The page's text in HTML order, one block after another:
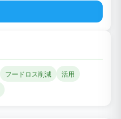
フードロス削減
活用